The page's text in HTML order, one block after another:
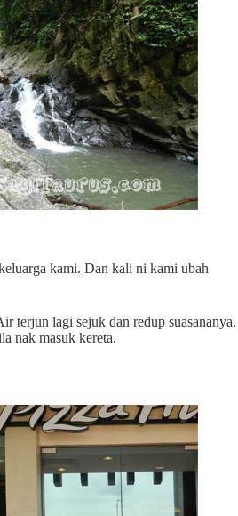
kami. Dan kali ni kami ubah
terjun lagi sejuk dan redup suasananya.
nak masuk kereta.